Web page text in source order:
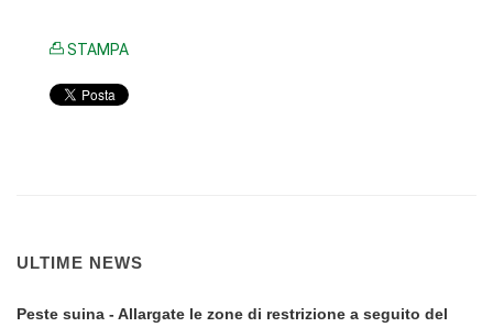
STAMPA
ULTIME NEWS
Peste suina - Allargate le zone di restrizione a seguito del